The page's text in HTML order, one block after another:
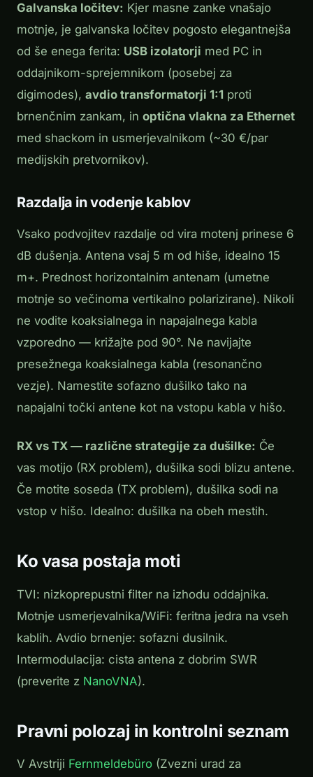
Galvanska ločitev: Kjer masne zanke vnašajo
motnje, je galvanska ločitev pogosto elegantnejša
od še enega ferita: USB izolatorji med PC in
oddajnikom-sprejemnikom (posebej za
digimodes), avdio transformatorji 1:1 proti
brnenčnim zankam, in optična vlakna za Ethernet
med shackom in usmerjevalnikom (~30 €/par
medijskih pretvornikov).
Razdalja in vodenje kablov
Vsako podvojitev razdalje od vira motenj prinese 6
dB dušenja. Antena vsaj 5 m od hiše, idealno 15
m+. Prednost horizontalnim antenam (umetne
motnje so večinoma vertikalno polarizirane). Nikoli
ne vodite koaksialnega in napajalnega kabla
vzporedno — križajte pod 90°. Ne navijajte
presežnega koaksialnega kabla (resonančno
vezje). Namestite sofazno dušilko tako na
napajalni točki antene kot na vstopu kabla v hišo.
RX vs TX — različne strategije za dušilke: Če
vas motijo (RX problem), dušilka sodi blizu antene.
Če motite soseda (TX problem), dušilka sodi na
vstop v hišo. Idealno: dušilka na obeh mestih.
Ko vasa postaja moti
TVI: nizkoprepustni filter na izhodu oddajnika.
Motnje usmerjevalnika/WiFi: feritna jedra na vseh
kablih. Avdio brnenje: sofazni dusilnik.
Intermodulacija: cista antena z dobrim SWR
(preverite z NanoVNA).
Pravni polozaj in kontrolni seznam
V Avstriji Fernmeldebüro (Zvezni urad za